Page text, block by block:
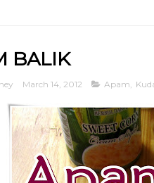
BALIK
March 14, 2012 Apam